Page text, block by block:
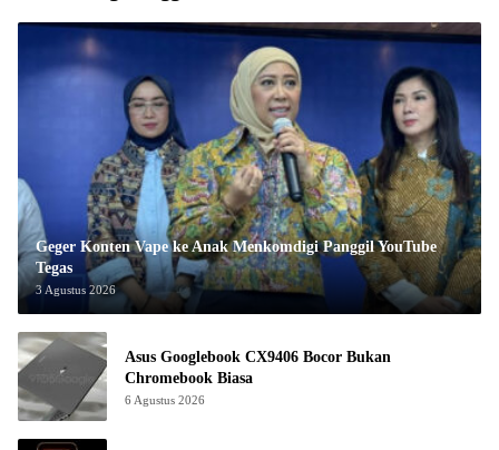
Geger Konten Vape ke Anak Menkomdigi Panggil YouTube
Tegas
3 Agustus 2026
Asus Googlebook CX9406 Bocor Bukan
Chromebook Biasa
6 Agustus 2026